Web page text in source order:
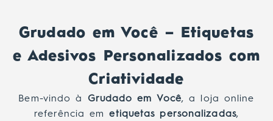
Grudado em Você – Etiquetas
e Adesivos Personalizados com
Criatividade
Bem-vindo à Grudado em Você, a loja online
referência emetiquetas personalizadas,